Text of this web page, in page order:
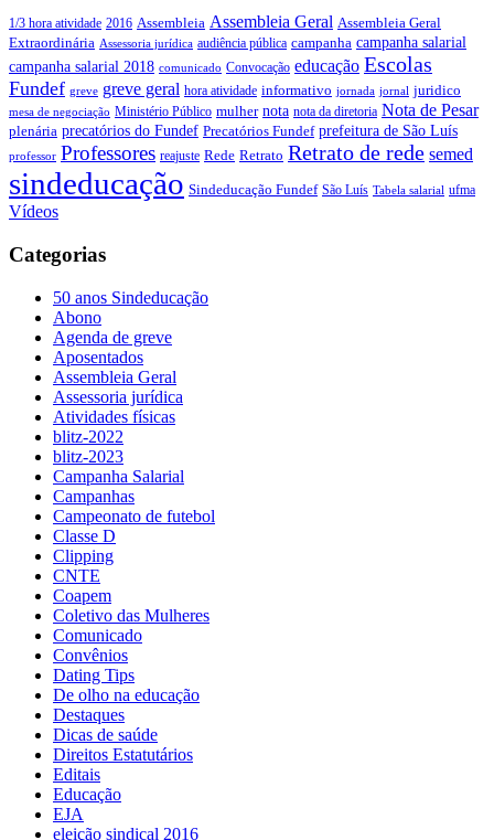
1/3 hora atividade 2016 Assembleia Assembleia Geral Assembleia Geral
Extraordinária Assessoria jurídica audiência pública campanha campanha salarial
campanha salarial 2018 comunicado Convocação educação Escolas
Fundef greve greve geral hora atividade informativo jornada jornal juridico
mesa de negociação Ministério Público mulher nota nota da diretoria Nota de Pesar
plenária precatórios do Fundef Precatórios Fundef prefeitura de São Luís
professor Professores reajuste Rede Retrato Retrato de rede semed
sindeducação Sindeducação Fundef São Luís Tabela salarial ufma
Vídeos
Categorias
50 anos Sindeducação
Abono
Agenda de greve
Aposentados
Assembleia Geral
Assessoria jurídica
Atividades físicas
blitz-2022
blitz-2023
Campanha Salarial
Campanhas
Campeonato de futebol
Classe D
Clipping
CNTE
Coapem
Coletivo das Mulheres
Comunicado
Convênios
Dating Tips
De olho na educação
Destaques
Dicas de saúde
Direitos Estatutários
Editais
Educação
EJA
eleição sindical 2016